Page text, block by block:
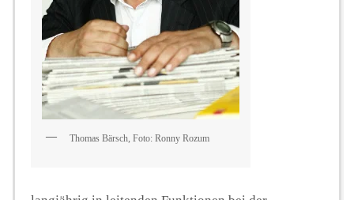
Seminare
Unterstützen
Thomas Bärsch, Foto: Ronny Rozum